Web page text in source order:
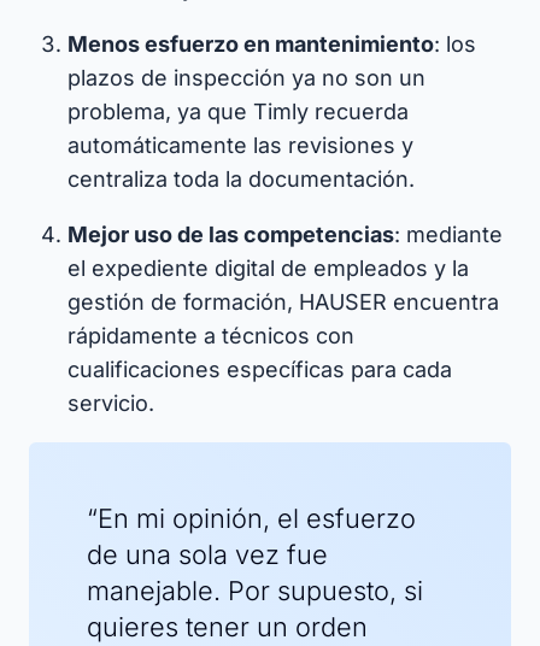
Menos esfuerzo en mantenimiento: los
plazos de inspección ya no son un
problema, ya que Timly recuerda
automáticamente las revisiones y
centraliza toda la documentación.​
Mejor uso de las competencias: mediante
el expediente digital de empleados y la
gestión de formación, HAUSER encuentra
rápidamente a técnicos con
cualificaciones específicas para cada
servicio.​
“En mi opinión, el esfuerzo
de una sola vez fue
manejable. Por supuesto, si
quieres tener un orden